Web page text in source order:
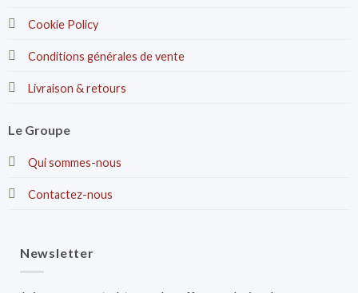
Cookie Policy
Conditions générales de vente
Livraison & retours
Le Groupe
Qui sommes-nous
Contactez-nous
Newsletter